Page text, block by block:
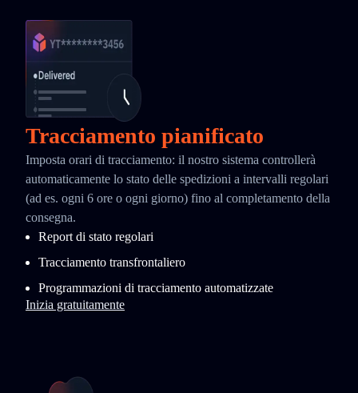
Tracciamento pianificato
Imposta orari di tracciamento: il nostro sistema controllerà
automaticamente lo stato delle spedizioni a intervalli regolari
(ad es. ogni 6 ore o ogni giorno) fino al completamento della
consegna.
Report di stato regolari
Tracciamento transfrontaliero
Programmazioni di tracciamento automatizzate
Inizia gratuitamente